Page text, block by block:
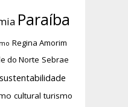
Paraíba
Regina Amorim
do Norte Sebrae
sustentabilidade
cultural turismo